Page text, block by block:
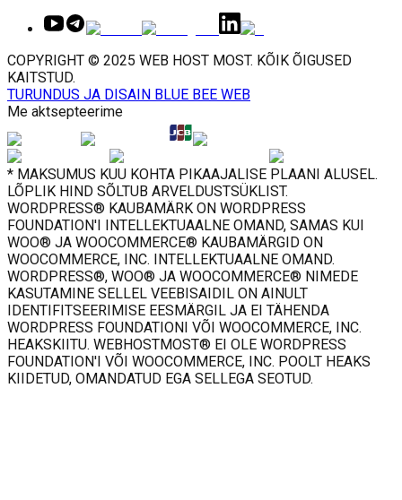
COPYRIGHT © 2025 WEB HOST MOST. KÕIK ÕIGUSED
KAITSTUD.
TURUNDUS JA DISAIN BLUE BEE WEB
Me aktsepteerime
* MAKSUMUS KUU KOHTA PIKAAJALISE PLAANI ALUSEL.
LÕPLIK HIND SÕLTUB ARVELDUSTSÜKLIST.
WORDPRESS® KAUBAMÄRK ON WORDPRESS
FOUNDATION'I INTELLEKTUAALNE OMAND, SAMAS KUI
WOO® JA WOOCOMMERCE® KAUBAMÄRGID ON
WOOCOMMERCE, INC. INTELLEKTUAALNE OMAND.
WORDPRESS®, WOO® JA WOOCOMMERCE® NIMEDE
KASUTAMINE SELLEL VEEBISAIDIL ON AINULT
IDENTIFITSEERIMISE EESMÄRGIL JA EI TÄHENDA
WORDPRESS FOUNDATIONI VÕI WOOCOMMERCE, INC.
HEAKSKIITU. WEBHOSTMOST® EI OLE WORDPRESS
FOUNDATION'I VÕI WOOCOMMERCE, INC. POOLT HEAKS
KIIDETUD, OMANDATUD EGA SELLEGA SEOTUD.